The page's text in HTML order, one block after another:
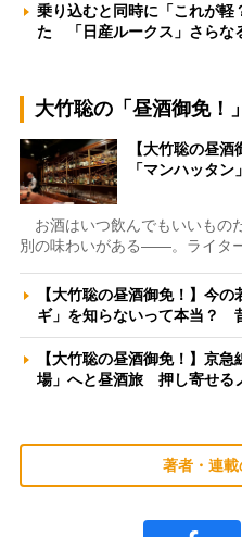
乗り込むと同時に「これが軽
た 「日産ルークス」さらな
大竹聡の「昼酒御免！」
【大竹聡の昼
「マンハッタ
お酒はいつ飲んでもいいもの
別の味わいがある――。ライタ
【大竹聡の昼酒御免！】今
ギ」を知らないって本当？
【大竹聡の昼酒御免！】京
場」へと昼酒旅 押し寄せる
著者・連